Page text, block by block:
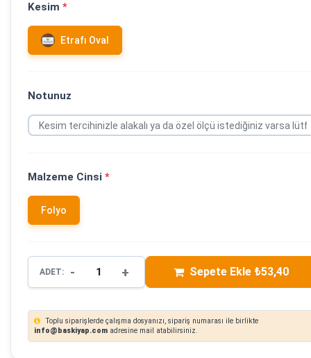
Kesim *
Etrafı Oval
Notunuz
Malzeme Cinsi *
Folyo
ADET: - + Sepete Ekle ₺53,40
Toplu siparişlerde çalışma dosyanızı, sipariş numarası ile birlikte
info@baskiyap.com adresine mail atabilirsiniz.